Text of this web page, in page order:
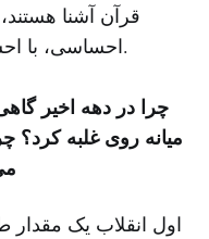
قرآن آشنا
احساسی، با احساسات خود این کارها را می‌کنند.
میانه روی غلبه کرد؟
اول انقلاب یک مقدار